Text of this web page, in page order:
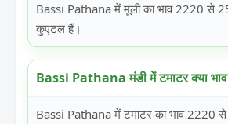
Bassi Pathana में मूली का भाव 2220 से
कुएंटल हैं।
Bassi Pathana मंडी में टमाटर क्या
Bassi Pathana में टमाटर का भाव 2220